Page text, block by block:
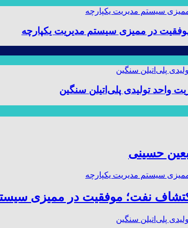
تولیدی پلی‌اتیلن سنگین
حسینی